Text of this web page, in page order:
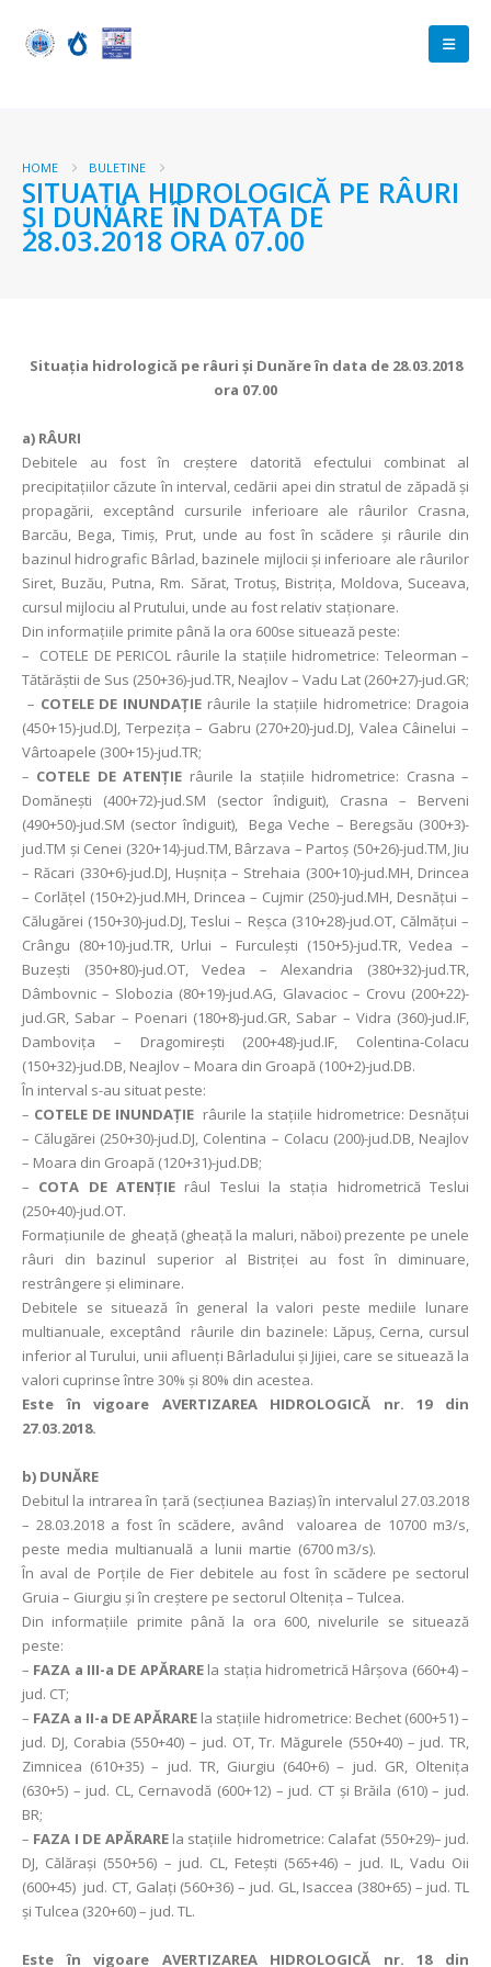
HOME BULETINE
SITUAŢIA HIDROLOGICĂ PE RÂURI
ŞI DUNĂRE ÎN DATA DE
28.03.2018 ORA 07.00
Situaţia hidrologică pe râuri şi Dunăre în data de 28.03.2018
ora 07.00
a) RÂURI
Debitele au fost în creștere datorită efectului combinat al
precipitaţiilor căzute în interval, cedării apei din stratul de zăpadă şi
propagării, exceptând cursurile inferioare ale râurilor Crasna,
Barcău, Bega, Timiș, Prut, unde au fost în scădere și râurile din
bazinul hidrografic Bârlad, bazinele mijlocii și inferioare ale râurilor
Siret, Buzău, Putna, Rm. Sărat, Trotuș, Bistrița, Moldova, Suceava,
cursul mijlociu al Prutului, unde au fost relativ staționare.
Din informațiile primite până la ora 600se situează peste:
– COTELE DE PERICOL râurile la stațiile hidrometrice: Teleorman –
Tătărăștii de Sus (250+36)-jud.TR, Neajlov – Vadu Lat (260+27)-jud.GR;
– COTELE DE INUNDAȚIE râurile la stațiile hidrometrice: Dragoia
(450+15)-jud.DJ, Terpezița – Gabru (270+20)-jud.DJ, Valea Câinelui –
Vârtoapele (300+15)-jud.TR;
– COTELE DE ATENȚIE râurile la stațiile hidrometrice: Crasna –
Domăneşti (400+72)-jud.SM (sector îndiguit), Crasna – Berveni
(490+50)-jud.SM (sector îndiguit), Bega Veche – Beregsău (300+3)-
jud.TM și Cenei (320+14)-jud.TM, Bârzava – Partoş (50+26)-jud.TM, Jiu
– Răcari (330+6)-jud.DJ, Hușnița – Strehaia (300+10)-jud.MH, Drincea
– Corlățel (150+2)-jud.MH, Drincea – Cujmir (250)-jud.MH, Desnățui –
Călugărei (150+30)-jud.DJ, Teslui – Reșca (310+28)-jud.OT, Călmățui –
Crângu (80+10)-jud.TR, Urlui – Furculești (150+5)-jud.TR, Vedea –
Buzești (350+80)-jud.OT, Vedea – Alexandria (380+32)-jud.TR,
Dâmbovnic – Slobozia (80+19)-jud.AG, Glavacioc – Crovu (200+22)-
jud.GR, Sabar – Poenari (180+8)-jud.GR, Sabar – Vidra (360)-jud.IF,
Damboviţa – Dragomireşti (200+48)-jud.IF, Colentina-Colacu
(150+32)-jud.DB, Neajlov – Moara din Groapă (100+2)-jud.DB.
În interval s-au situat peste:
– COTELE DE INUNDAȚIE râurile la stațiile hidrometrice: Desnățui
– Călugărei (250+30)-jud.DJ, Colentina – Colacu (200)-jud.DB, Neajlov
– Moara din Groapă (120+31)-jud.DB;
– COTA DE ATENȚIE râul Teslui la stația hidrometrică Teslui
(250+40)-jud.OT.
Formaţiunile de gheaţă (gheaţă la maluri, năboi) prezente pe unele
râuri din bazinul superior al Bistriței au fost în diminuare,
restrângere și eliminare.
Debitele se situează în general la valori peste mediile lunare
multianuale, exceptând râurile din bazinele: Lăpuș, Cerna, cursul
inferior al Turului, unii afluenţi Bârladului și Jijiei, care se situează la
valori cuprinse între 30% şi 80% din acestea.
Este în vigoare AVERTIZAREA HIDROLOGICĂ nr. 19 din
27.03.2018.
b) DUNĂRE
Debitul la intrarea în ţară (secţiunea Baziaş) în intervalul 27.03.2018
– 28.03.2018 a fost în scădere, având valoarea de 10700 m3/s,
peste media multianuală a lunii martie (6700 m3/s).
În aval de Porţile de Fier debitele au fost în scădere pe sectorul
Gruia – Giurgiu și în creștere pe sectorul Oltenița – Tulcea.
Din informațiile primite până la ora 600, nivelurile se situează
peste:
– FAZA a III-a DE APĂRAREla stația hidrometrică Hârşova (660+4) –
jud. CT;
– FAZA a II-a DE APĂRARE la staţiile hidrometrice: Bechet (600+51) –
jud. DJ, Corabia (550+40) – jud. OT, Tr. Măgurele (550+40) – jud. TR,
Zimnicea (610+35) – jud. TR, Giurgiu (640+6) – jud. GR, Olteniţa
(630+5) – jud. CL, Cernavodă (600+12) – jud. CT și Brăila (610) – jud.
BR;
– FAZA I DE APĂRARE la staţiile hidrometrice: Calafat (550+29)– jud.
DJ, Călăraşi (550+56) – jud. CL, Feteşti (565+46) – jud. IL, Vadu Oii
(600+45) jud. CT, Galaţi (560+36) – jud. GL, Isaccea (380+65) – jud. TL
și Tulcea (320+60) – jud. TL.
Este în vigoare AVERTIZAREA HIDROLOGICĂ nr. 18 din